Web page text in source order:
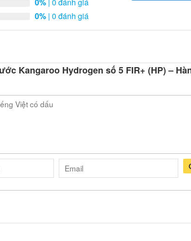
0%| 0 đánh giá
0%| 0 đánh giá
Kangaroo Hydrogen số 5 FIR+ (HP) –